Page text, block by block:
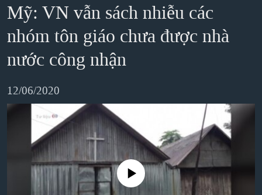
dung
chính
Tới
hướng
chính
BIỂN ĐÔNG
THẾ GIỚI
BLOG
MỤC
TỰ DO BÁO CHÍ
VẠCH TRẦN TIN GIẢ
NGƯỜI VIỆT HẢI NGOẠI
ĐỜI SỐNG
CHUYÊN ĐỀ
CHIẾN TRANH THƯƠNG MẠI CỦA MỸ: QUÁ KHỨ VÀ HIỆN
TẠI
HÀNH TRÌNH BẦU CỬ 2024
MỘT NĂM CHIẾN TRANH TẠI DẢI GAZA
HỌC TIẾNG ANH
VIDEO
NGHE
Mỹ: VN vẫn sách nhiễu các
nhóm tôn giáo chưa được nhà
nước công nhận
12/06/2020
No media source currently available